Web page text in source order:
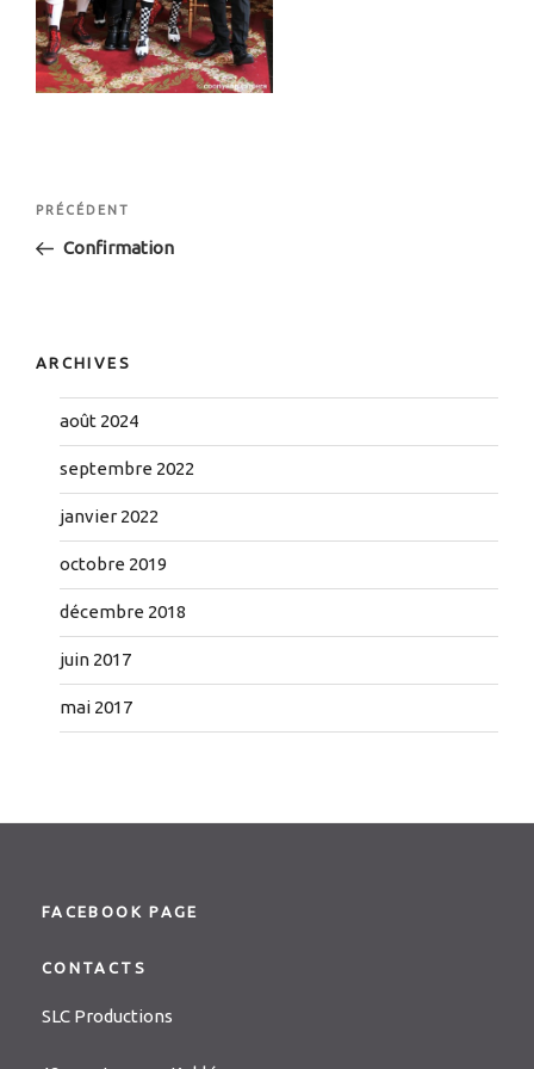
Navigation
l’article
Article
précédent
PRÉCÉDENT
Confirmation
ARCHIVES
août 2024
septembre 2022
janvier 2022
octobre 2019
décembre 2018
juin 2017
mai 2017
FACEBOOK PAGE
CONTACTS
SLC Productions